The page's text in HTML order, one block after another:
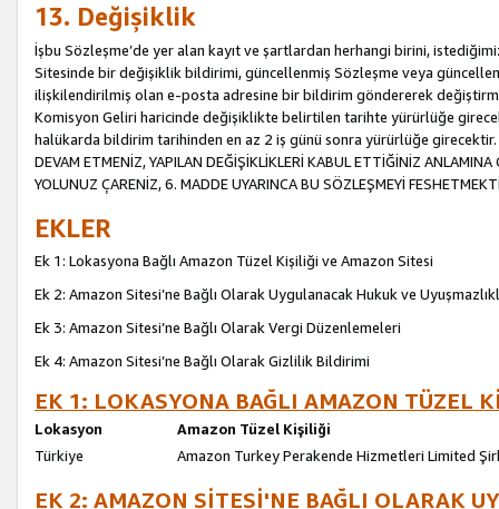
13. Değişiklik
İşbu Sözleşme’de yer alan kayıt ve şartlardan herhangi birini,
Sitesinde bir değişiklik bildirimi, güncellenmiş Sözleşme veya
ilişkilendirilmiş olan e-posta adresine bir bildirim göndererek
Komisyon Geliri haricinde değişiklikte belirtilen tarihte yürürlüğe
halükarda bildirim tarihinden en az 2 iş günü sonra yürürlüğe girecektir.
DEVAM ETMENİZ, YAPILAN DEĞİŞİKLİKLERİ KABUL ETTİĞİNİZ
YOLUNUZ ÇARENİZ, 6. MADDE UYARINCA BU SÖZLEŞMEYİ
EKLER
Ek 1: Lokasyona Bağlı Amazon Tüzel Kişiliği ve Amazon Sitesi
Ek 2: Amazon Sitesi’ne Bağlı Olarak Uygulanacak Hukuk ve
Ek 3: Amazon Sitesi’ne Bağlı Olarak Vergi Düzenlemeleri
Ek 4: Amazon Sitesi’ne Bağlı Olarak Gizlilik Bildirimi
EK 1: LOKASYONA BAĞLI AMAZON TÜZEL
Lokasyon
Amazon Tüzel Kişiliği
Türkiye
Amazon Turkey Perakende Hizmetleri Limited
EK 2: AMAZON SİTESİ'NE BAĞLI OLARAK